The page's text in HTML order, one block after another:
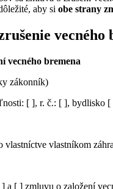
aby si obe strany
vecného bremena
zákonník)
[ ], r. č.: [ ], bydlisko [
vlastníctve vlastníkom
a [ ] zmluvu o založení